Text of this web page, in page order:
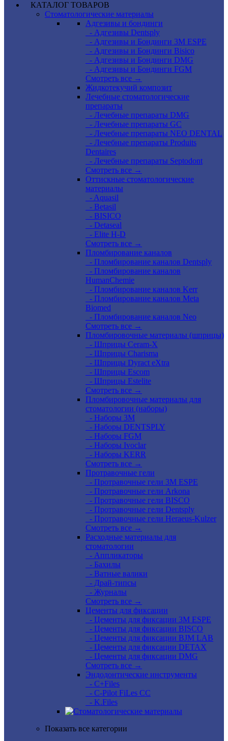
КАТАЛОГ ТОВАРОВ
Стоматологические материалы
Адгезивы и бондинги
- Адгезивы Dentsply
- Адгезивы и Бондинги 3M ESPE
- Адгезивы и Бондинги Bisico
- Адгезивы и Бондинги DMG
- Адгезивы и Бондинги FGM
Смотреть все →
Жидкотекучий композит
Лечебные стоматологические
препараты
- Лечебные препараты DMG
- Лечебные препараты GC
- Лечебные препараты NEO DENTAL
- Лечебные препараты Produits
Dentaires
- Лечебные препараты Septodont
Смотреть все →
Оттискные стоматологические
материалы
- Aquasil
- Betasil
- BISICO
- Detaseal
- Elite H-D
Смотреть все →
Пломбирование каналов
- Пломбирование каналов Dentsply
- Пломбирование каналов
HumanChemie
- Пломбирование каналов Kerr
- Пломбирование каналов Meta
Biomed
- Пломбирование каналов Neo
Смотреть все →
Пломбировочные материалы (шприцы)
- Шприцы Ceram-X
- Шприцы Charisma
- Шприцы Dyract eXtra
- Шприцы Escom
- Шприцы Estelite
Смотреть все →
Пломбировочные материалы для
стоматологии (наборы)
- Наборы 3М
- Наборы DENTSPLY
- Наборы FGM
- Наборы Ivoclar
- Наборы KERR
Смотреть все →
Протравочные гели
- Протравочные гели 3М ESPE
- Протравочные гели Arkona
- Протравочные гели BISCO
- Протравочные гели Dentsply
- Протравочные гели Heraeus-Kulzer
Смотреть все →
Расходные материалы для
стоматологии
- Аппликаторы
- Бахилы
- Ватные валики
- Драй-типсы
- Журналы
Смотреть все →
Цементы для фиксации
- Цементы для фиксации 3M ESPE
- Цементы для фиксации BISCO
- Цементы для фиксации BJM LAB
- Цементы для фиксации DETAX
- Цементы для фиксации DMG
Смотреть все →
Эндодонтические инструменты
- C+Files
- C-Pilot FiLes CC
- K.Files
Показать все категории